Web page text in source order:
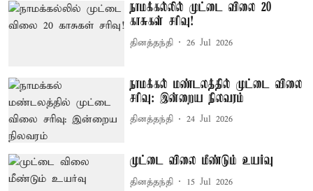
நாமக்கல்லில் முட்டை விலை 20
காசுகள் சரிவு!
தினத்தந்தி 26 Jul 2026
நாமக்கல் மண்டலத்தில் முட்டை விலை
சரிவு: இன்றைய நிலவரம்
தினத்தந்தி 24 Jul 2026
முட்டை விலை மீண்டும் உயர்வு
தினத்தந்தி 15 Jul 2026